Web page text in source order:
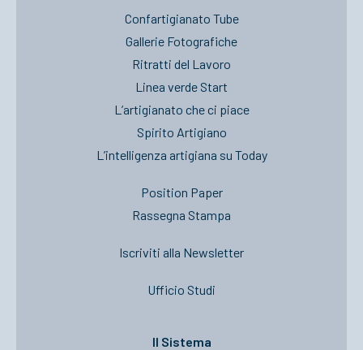
Confartigianato Tube
Gallerie Fotografiche
Ritratti del Lavoro
Linea verde Start
L’artigianato che ci piace
Spirito Artigiano
L’intelligenza artigiana su Today
Position Paper
Rassegna Stampa
Iscriviti alla Newsletter
Ufficio Studi
Il Sistema